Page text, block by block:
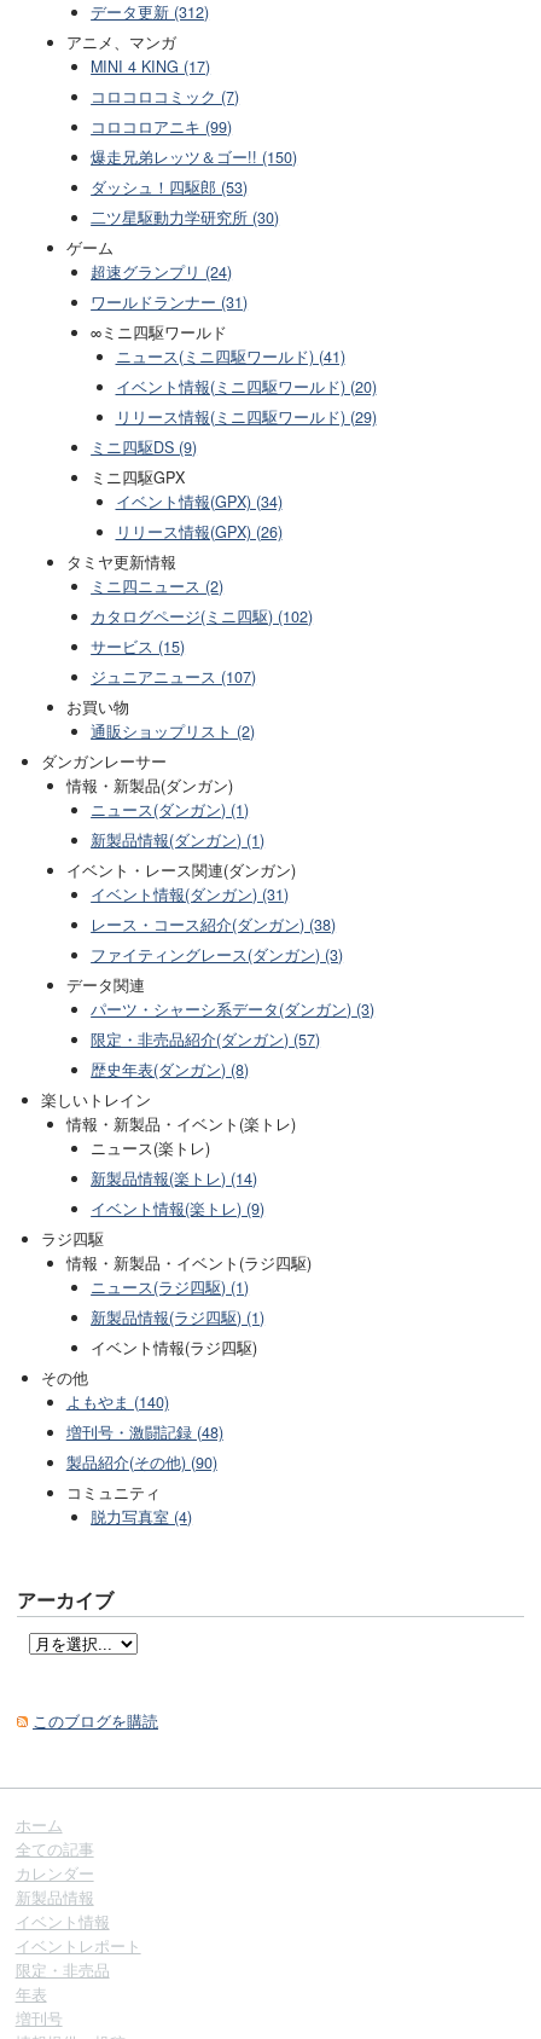
データ更新 (312)
アニメ、マンガ
MINI 4 KING (17)
コロコロコミック (7)
コロコロアニキ (99)
爆走兄弟レッツ＆ゴー!! (150)
ダッシュ！四駆郎 (53)
二ツ星駆動力学研究所 (30)
ゲーム
超速グランプリ (24)
ワールドランナー (31)
∞ミニ四駆ワールド
ニュース(ミニ四駆ワールド) (41)
イベント情報(ミニ四駆ワールド) (20)
リリース情報(ミニ四駆ワールド) (29)
ミニ四駆DS (9)
ミニ四駆GPX
イベント情報(GPX) (34)
リリース情報(GPX) (26)
タミヤ更新情報
ミニ四ニュース (2)
カタログページ(ミニ四駆) (102)
サービス (15)
ジュニアニュース (107)
お買い物
通販ショップリスト (2)
ダンガンレーサー
情報・新製品(ダンガン)
ニュース(ダンガン) (1)
新製品情報(ダンガン) (1)
イベント・レース関連(ダンガン)
イベント情報(ダンガン) (31)
レース・コース紹介(ダンガン) (38)
ファイティングレース(ダンガン) (3)
データ関連
パーツ・シャーシ系データ(ダンガン) (3)
限定・非売品紹介(ダンガン) (57)
歴史年表(ダンガン) (8)
楽しいトレイン
情報・新製品・イベント(楽トレ)
ニュース(楽トレ)
新製品情報(楽トレ) (14)
イベント情報(楽トレ) (9)
ラジ四駆
情報・新製品・イベント(ラジ四駆)
ニュース(ラジ四駆) (1)
新製品情報(ラジ四駆) (1)
イベント情報(ラジ四駆)
その他
よもやま (140)
増刊号・激闘記録 (48)
製品紹介(その他) (90)
コミュニティ
脱力写真室 (4)
アーカイブ
このブログを購読
ホーム
全ての記事
カレンダー
新製品情報
イベント情報
イベントレポート
限定・非売品
年表
増刊号